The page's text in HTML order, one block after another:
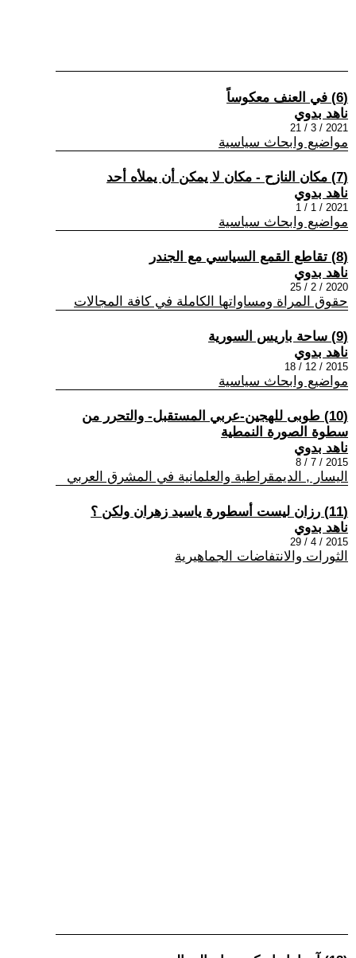
(6) في العنف معكوساً
ناهد بدوي
2021 / 3 / 21
مواضيع وابحاث سياسية
(7) مكان النازح - مكان لا يمكن أن يملأه أحد
ناهد بدوي
2021 / 1 / 1
مواضيع وابحاث سياسية
(8) تقاطع القمع السياسي مع الجندر
ناهد بدوي
2020 / 2 / 25
حقوق المراة ومساواتها الكاملة في كافة المجالات
(9) ساحة باريس السورية
ناهد بدوي
2015 / 12 / 18
مواضيع وابحاث سياسية
(10) طوبى للهجين-عربي المستقبل- والتحرر من
سطوة الصورة النمطية
ناهد بدوي
2015 / 7 / 8
اليسار , الديمقراطية والعلمانية في المشرق العربي
(11) رزان ليست أسطورة ياسيد زهران ولكن ؟
ناهد بدوي
2015 / 4 / 29
الثورات والانتفاضات الجماهيرية